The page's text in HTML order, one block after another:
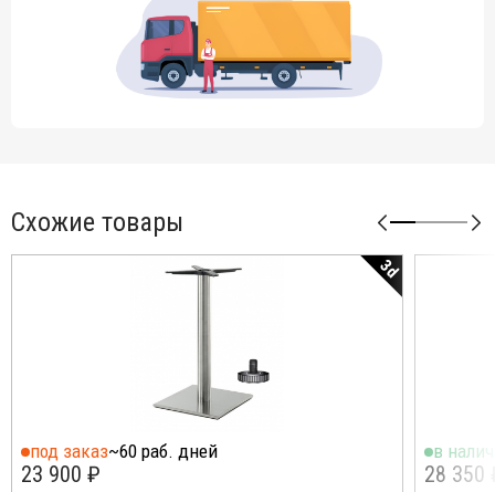
Схожие товары
3d
под заказ~60 раб. дней
23 900 ₽
в
28 350